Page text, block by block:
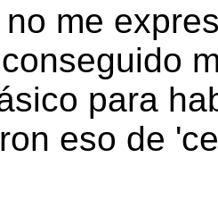
me
para
eso de